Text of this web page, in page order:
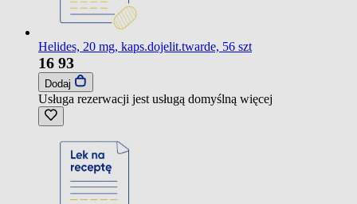
Helides, 20 mg, kaps.dojelit.twarde, 56 szt
16 93
Dodaj
Usługa rezerwacji jest usługą domyślną więcej